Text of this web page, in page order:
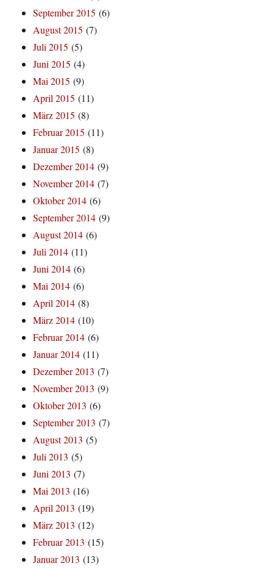
September 2015 (6)
August 2015 (7)
Juli 2015 (5)
Juni 2015 (4)
Mai 2015 (9)
April 2015 (11)
März 2015 (8)
Februar 2015 (11)
Januar 2015 (8)
Dezember 2014 (9)
November 2014 (7)
Oktober 2014 (6)
September 2014 (9)
August 2014 (6)
Juli 2014 (11)
Juni 2014 (6)
Mai 2014 (6)
April 2014 (8)
März 2014 (10)
Februar 2014 (6)
Januar 2014 (11)
Dezember 2013 (7)
November 2013 (9)
Oktober 2013 (6)
September 2013 (7)
August 2013 (5)
Juli 2013 (5)
Juni 2013 (7)
Mai 2013 (16)
April 2013 (19)
März 2013 (12)
Februar 2013 (15)
Januar 2013 (13)